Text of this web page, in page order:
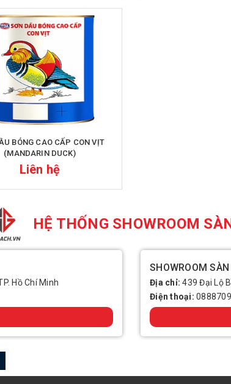
BÓNG CAO CẤP CON VỊT
(MANDARIN DUCK)
Liên hệ
HỆ THỐNG SHOWROOM
Hồ Chí Minh
SHOWROOM
Địa chỉ:439 Đại Lộ
Điện thoại: